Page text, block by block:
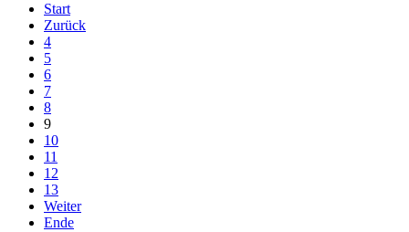
Start
Zurück
4
5
6
7
8
9
10
11
12
13
Weiter
Ende